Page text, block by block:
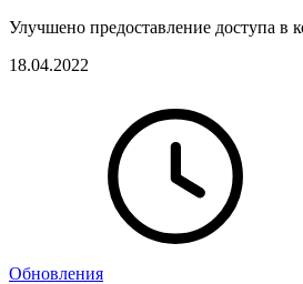
Улучшено предоставление доступа в
18.04.2022
Обновления